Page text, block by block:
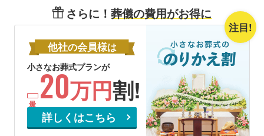
さらに！葬儀の費用がお得に
注目!
他社の会員様は
小さなお葬式プランが
20万円割!
詳しくはこちら